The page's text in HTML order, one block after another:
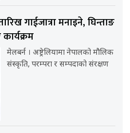
गाईजात्रा मनाइने, घिन्ताङ
मेलबर्न । अष्ट्रेलियामा नेपालको मौलिक
संस्कृति, परम्परा र सम्पदाको संरक्षण